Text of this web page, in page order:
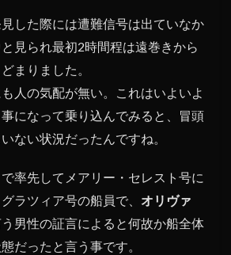
した際には遭難信号は出ていなか
見られ最初2時間程は遠巻きから
まりました。
人の気配が無い。これはいよいよ
になって乗り込んでみると、冒頭
ない状況だったんですね。
率先してメアリー・セレスト号に
ラツィア号の船員で、 オリヴァ
う男性の証言によると何故か船全体
だったと言う事です。